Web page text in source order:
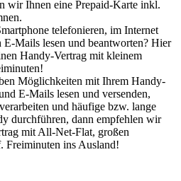
wir Ihnen eine Prepaid-Karte inkl.
telefonieren, im Internet
E-Mails lesen und beantworten? Hier
Handy-Vertrag mit kleinem
Möglichkeiten mit Ihrem Handy-
E-Mails lesen und versenden,
und häufige bzw. lange
durchführen, dann empfehlen wir
mit All-Net-Flat, großen
Freiminuten ins Ausland!